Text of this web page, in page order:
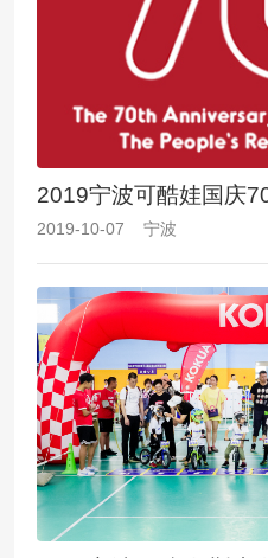
2019宁波可酷娃国庆
2019-10-07 宁波